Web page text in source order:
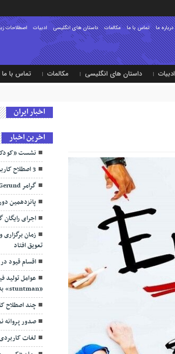
اصطلاحات ادبیات داستان های انگلیسی مکالمات تماس با ما درباره ما
ادبیات داستان های انگلیسی مکالمات تماس با ما
اخبار ایران
اخرین اخبار
نشست
3 اصطلاح کاربردی انگلیسی/ سَرسَری کاری کردن
گرامر Gerund
پانزدهمین
اجرای رایگان
زمان
تعویق افتاد
اقسام قیود
عوامل تولید
«stuntman» به چه معناست؟
چند اصطلاح
صدور پروانه
لغات کاربردی